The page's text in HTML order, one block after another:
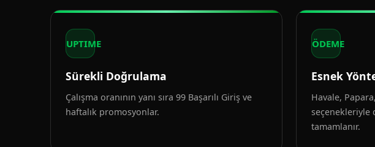
UPTIME
Sürekli Doğrulama
Çalışma oranının yanı sıra 99 Başarılı Giriş ve
haftalık promosyonlar.
ÖDEME
Esnek
Havale,
seçenekleriyle
tamamlanır.